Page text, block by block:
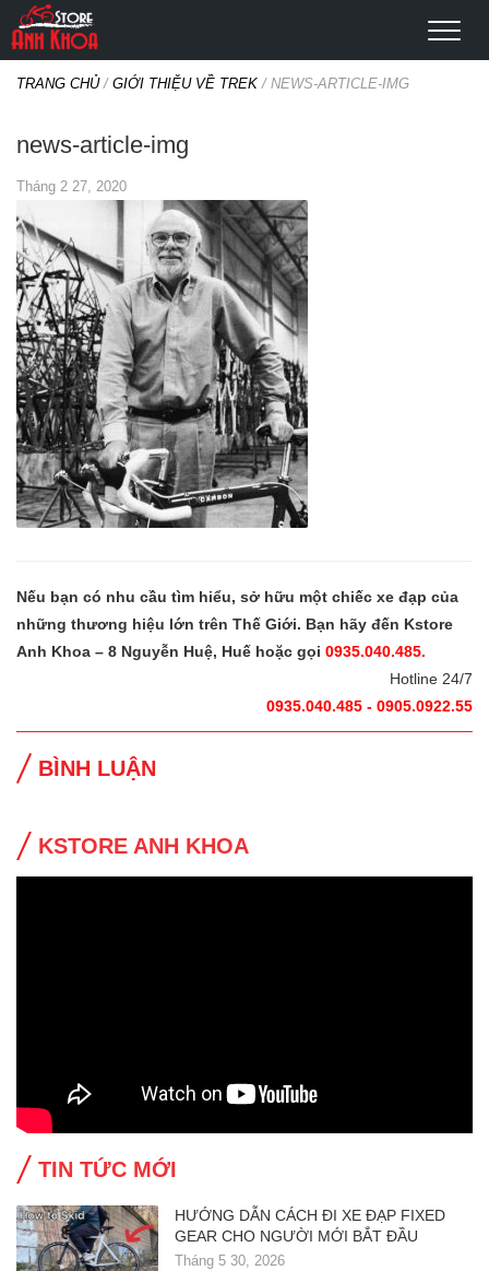
TRANG CHỦ/ GIỚI THIỆU VỀ TREK / NEWS-ARTICLE-IMG
news-article-img
Tháng 2 27, 2020
Nếu bạn có nhu cầu tìm hiểu, sở hữu một chiếc xe đạp của
những thương hiệu lớn trên Thế Giới. Bạn hãy đến Kstore
Anh Khoa – 8 Nguyễn Huệ, Huế hoặc gọi 0935.040.485.
Hotline 24/7
0935.040.485 - 0905.0922.55
BÌNH LUẬN
KSTORE ANH KHOA
TIN TỨC MỚI
HƯỚNG DẪN CÁCH ĐI XE ĐẠP FIXED
GEAR CHO NGƯỜI MỚI BẮT ĐẦU
Tháng 5 30, 2026